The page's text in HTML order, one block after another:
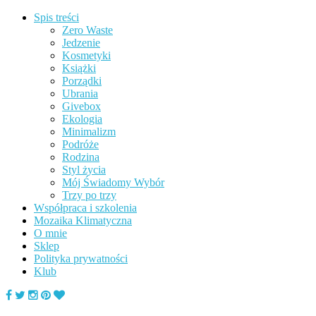
Spis treści
Zero Waste
Jedzenie
Kosmetyki
Książki
Porządki
Ubrania
Givebox
Ekologia
Minimalizm
Podróże
Rodzina
Styl życia
Mój Świadomy Wybór
Trzy po trzy
Współpraca i szkolenia
Mozaika Klimatyczna
O mnie
Sklep
Polityka prywatności
Klub